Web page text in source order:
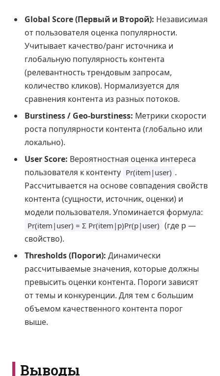
Global Score (Первый и Второй): Независимая
от пользователя оценка популярности.
Учитывает качество/ранг источника и
глобальную популярность контента
(релевантность трендовым запросам,
количество кликов). Нормализуется для
сравнения контента из разных потоков.
Burstiness / Geo-burstiness: Метрики скорости
роста популярности контента (глобально или
локально).
User Score: Вероятностная оценка интереса
пользователя к контенту Pr(item|user) .
Рассчитывается на основе совпадения свойств
контента (сущности, источник, оценки) и
модели пользователя. Упоминается формула:
Pr(item|user) = Σ Pr(item|p)Pr(p|user) (где p —
свойство).
Thresholds (Пороги): Динамически
рассчитываемые значения, которые должны
превысить оценки контента. Пороги зависят
от темы и конкуренции. Для тем с большим
объемом качественного контента порог
выше.
Выводы